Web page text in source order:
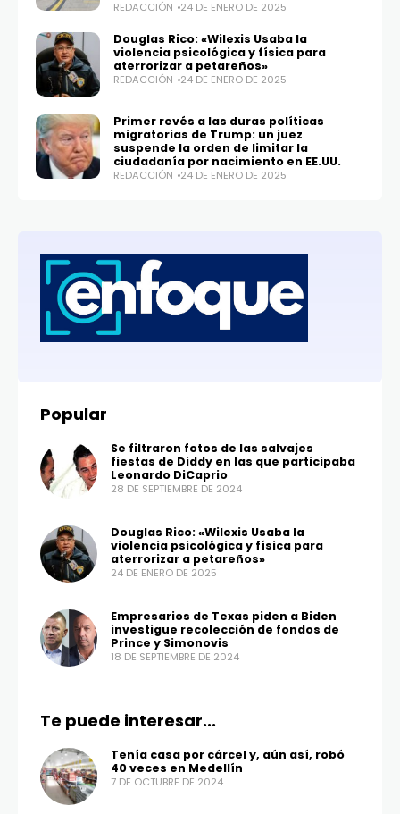
REDACCIÓN 24 DE ENERO DE 2025
Douglas Rico: «Wilexis Usaba la
violencia psicológica y física para
aterrorizar a petareños»
REDACCIÓN 24 DE ENERO DE 2025
Primer revés a las duras políticas
migratorias de Trump: un juez
suspende la orden de limitar la
ciudadanía por nacimiento en EE.UU.
REDACCIÓN 24 DE ENERO DE 2025
Popular
Se filtraron fotos de las salvajes
fiestas de Diddy en las que participaba
Leonardo DiCaprio
28 DE SEPTIEMBRE DE 2024
Douglas Rico: «Wilexis Usaba la
violencia psicológica y física para
aterrorizar a petareños»
24 DE ENERO DE 2025
Empresarios de Texas piden a Biden
investigue recolección de fondos de
Prince y Simonovis
18 DE SEPTIEMBRE DE 2024
Te puede interesar...
Tenía casa por cárcel y, aún así, robó
40 veces en Medellín
7 DE OCTUBRE DE 2024